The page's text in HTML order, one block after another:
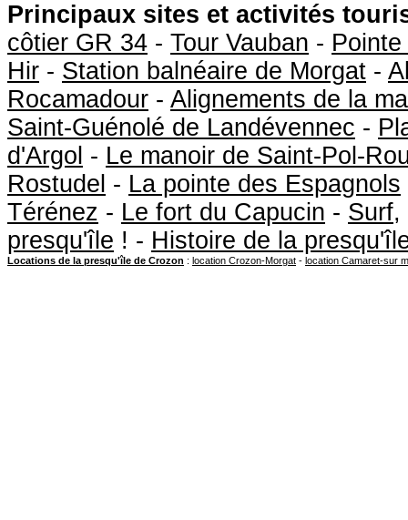
Principaux sites et activités
côtier GR 34 - Tour Vauban -
Hir - Station balnéaire de Morgat -
Rocamadour - Alignements de la
Saint-Guénolé de Landévennec -
d'Argol - Le manoir de Saint-Pol-
Rostudel - La pointe des Espagnols
Térénez - Le fort du Capucin - Surf,
presqu'île ! - Histoire de la
Locations de la presqu'île de Crozon : location Crozon-Morgat - location Camaret-sur